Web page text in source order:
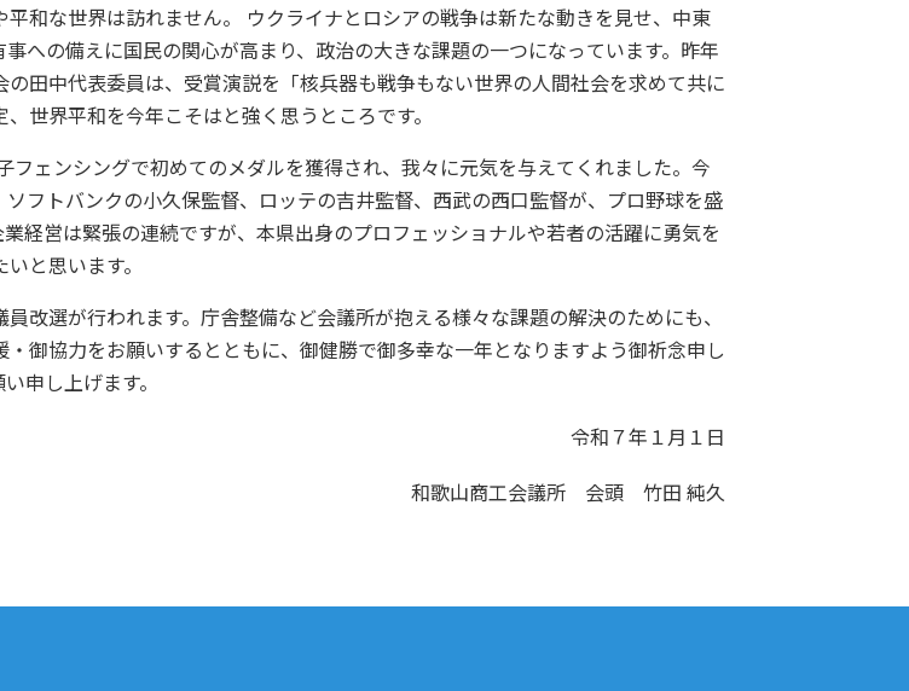
和な世界は訪れません。 ウクライナとロシアの戦争は新たな動きを見せ、中東
への備えに国民の関心が高まり、政治の大きな課題の一つになっています。昨年
田中代表委員は、受賞演説を「核兵器も戦争もない世界の人間社会を求めて共に
世界平和を今年こそはと強く思うところです。
ェンシングで初めてのメダルを獲得され、我々に元気を与えてくれました。今
フトバンクの小久保監督、ロッテの吉井監督、西武の西口監督が、プロ野球を盛
経営は緊張の連続ですが、本県出身のプロフェッショナルや若者の活躍に勇気を
と思います。
改選が行われます。庁舎整備など会議所が抱える様々な課題の解決のためにも、
御協力をお願いするとともに、御健勝で御多幸な一年となりますよう御祈念申し
申し上げます。
令和７年１月１日
和歌山商工会議所 会頭 竹田 純久